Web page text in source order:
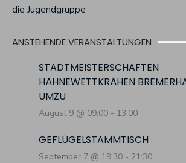
die Jugendgruppe
ANSTEHENDE VERANSTALTUNGEN
STADTMEISTERSCHAFTEN
HÄHNEWETTKRÄHEN
UMZU
August 9 @ 09:00 - 13:00
GEFLÜGELSTAMMTISCH
September 7 @ 19:30 - 21:30